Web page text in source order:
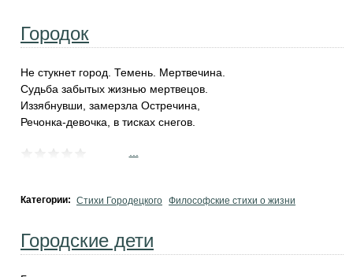
Городок
Не стукнет город. Темень. Мертвечина.
Судьба забытых жизнью мертвецов.
Иззябнувши, замерзла Остречина,
Речонка-девочка, в тисках снегов.
Категории: Стихи Городецкого Философские стихи о жизни
Городские дети